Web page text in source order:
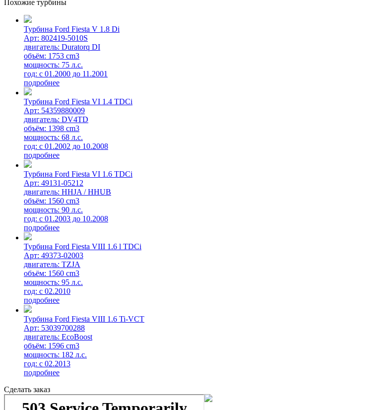
Похожие турбины
Турбина Ford Fiesta V 1.8 Di
Арт: 802419-5010S
двигатель: Duratоrq DI
объём: 1753 cm3
мощность: 75 л.с.
год: с 01.2000 до 11.2001
подробнее
Турбина Ford Fiesta VI 1.4 TDCi
Арт: 54359880009
двигатель: DV4TD
объём: 1398 cm3
мощность: 68 л.с.
год: с 01.2002 до 10.2008
подробнее
Турбина Ford Fiesta VI 1.6 TDCi
Арт: 49131-05212
двигатель: HHJA / HHUB
объём: 1560 cm3
мощность: 90 л.с.
год: с 01.2003 до 10.2008
подробнее
Турбина Ford Fiesta VIII 1.6 l TDCi
Арт: 49373-02003
двигатель: TZJA
объём: 1560 cm3
мощность: 95 л.с.
год: с 02.2010
подробнее
Турбина Ford Fiesta VIII 1.6 Ti-VCT
Арт: 53039700288
двигатель: EcoBoost
объём: 1596 cm3
мощность: 182 л.с.
год: с 02.2013
подробнее
Сделать заказ